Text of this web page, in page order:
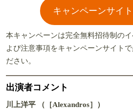
キャンペーンサイ
本キャンペーンは完全無料招待制の
よび注意事項をキャンペーンサイト
ださい。
出演者コメント
川上洋平 （［Alexandros］）